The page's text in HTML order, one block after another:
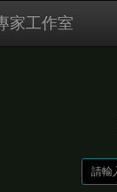
家工作室